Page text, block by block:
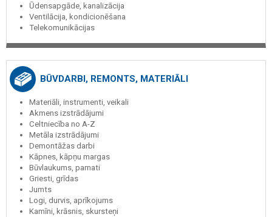
Ūdensapgāde, kanalizācija
Ventilācija, kondicionēšana
Telekomunikācijas
BŪVDARBI, REMONTS, MATERIĀLI
Materiāli, instrumenti, veikali
Akmens izstrādājumi
Celtniecība no A-Z
Metāla izstrādājumi
Demontāžas darbi
Kāpnes, kāpņu margas
Būvlaukums, pamati
Griesti, grīdas
Jumts
Logi, durvis, aprīkojums
Kamīni, krāsnis, skursteņi